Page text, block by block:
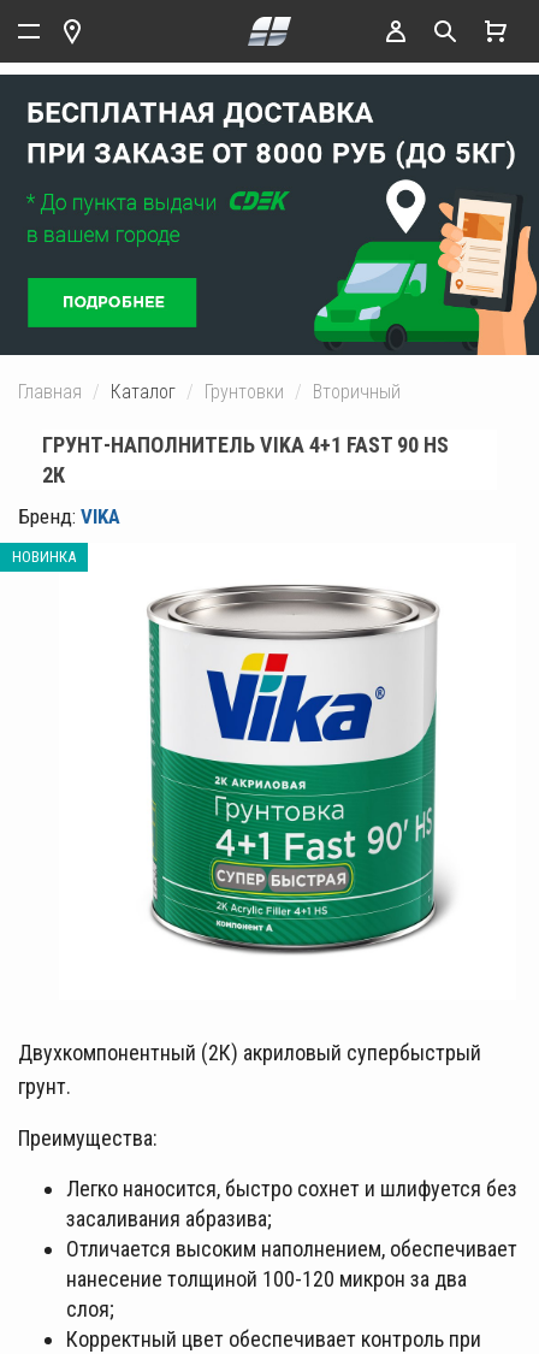
Главная Каталог Грунтовки Вторичный
ГРУНТ-НАПОЛНИТЕЛЬ VIKA 4+1 FAST 90 HS
2К
Бренд: VIKA
НОВИНКА
Двухкомпонентный (2К) акриловый супербыстрый
грунт.
Преимущества:
Легко наносится, быстро сохнет и шлифуется без
засаливания абразива;
Отличается высоким наполнением, обеспечивает
нанесение толщиной 100-120 микрон за два
слоя;
Корректный цвет обеспечивает контроль при